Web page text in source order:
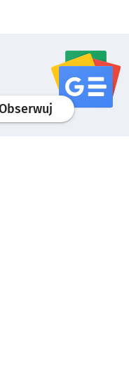
profilgoogle